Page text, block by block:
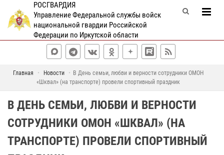
РОСГВАРДИЯ
Управление Федеральной службы войск
национальной гвардии Российской
Федерации по Иркутской области
Главная Новости
В День семьи, любви и верности сотрудники ОМОН
«Шквал» (на транспорте) провели спортивный праздник
В ДЕНЬ СЕМЬИ, ЛЮБВИ И ВЕРНОСТИ
СОТРУДНИКИ ОМОН «ШКВАЛ» (НА
ТРАНСПОРТЕ) ПРОВЕЛИ СПОРТИВНЫЙ